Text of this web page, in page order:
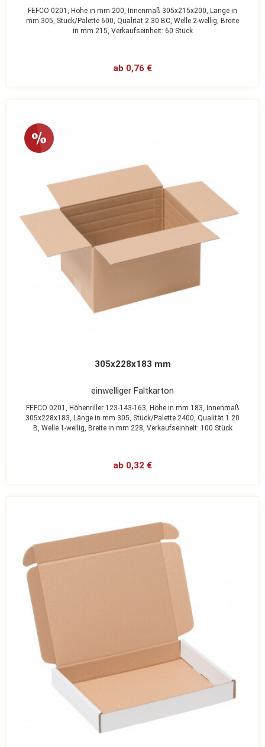
FEFCO 0201, Höhe in mm 200, Innenmaß 305x215x200, Länge in
mm 305, Stück/Palette 600, Qualität 2.30 BC, Welle 2-wellig, Breite
in mm 215, Verkaufseinheit: 60 Stück
ab 0,76 €
305x228x183 mm
einwelliger Faltkarton
FEFCO 0201, Höhenriller 123-143-163, Höhe in mm 183, Innenmaß
305x228x183, Länge in mm 305, Stück/Palette 2400, Qualität 1.20
B, Welle 1-wellig, Breite in mm 228, Verkaufseinheit: 100 Stück
ab 0,32 €